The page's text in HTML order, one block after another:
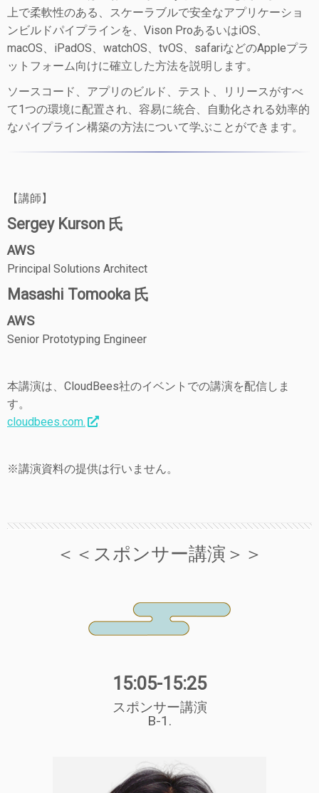
上で柔軟性のある、スケーラブルで安全なアプリケーショ
ンビルドパイプラインを、Vison ProあるいはiOS、
macOS、iPadOS、watchOS、tvOS、safariなどのAppleプラ
ットフォーム向けに確立した方法を説明します。
ソースコード、アプリのビルド、テスト、リリースがすべ
て1つの環境に配置され、容易に統合、自動化される効率的
なパイプライン構築の方法について学ぶことができます。
【講師】
Sergey Kurson 氏
AWS
Principal Solutions Architect
Masashi Tomooka 氏
AWS
Senior Prototyping Engineer
本講演は、CloudBees社のイベントでの講演を配信しま
す。
cloudbees.com.
※講演資料の提供は行いません。
＜＜スポンサー講演＞＞
15:05-15:25
スポンサー講演
B-1.